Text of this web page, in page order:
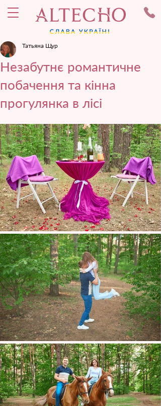
Незабутнє романтичне
побачення та кінна
прогулянка в лісі
Татьяна Щур